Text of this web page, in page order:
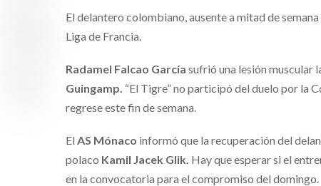
El delantero colombiano, ausente a mitad de
Liga de Francia.
Radamel Falcao García sufrió una lesión muscular
Guingamp. “El Tigre” no participó del duelo por la
regrese este fin de semana.
El AS Mónaco informó que la recuperación del
polaco Kamil Jacek Glik. Hay que esperar si el
en la convocatoria para el compromiso del domingo.